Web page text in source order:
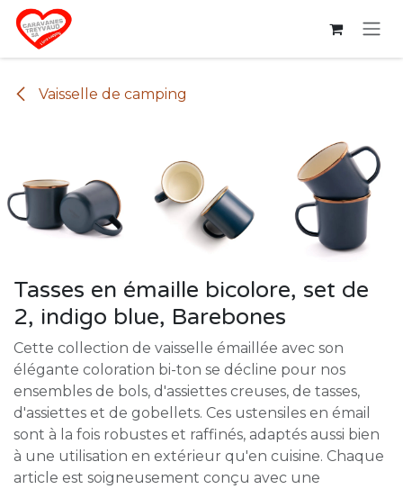
Se rendre au contenu
Vaisselle de camping
Tasses en émaille bicolore, set de
2, indigo blue, Barebones
Cette collection de vaisselle émaillée avec son
élégante coloration bi-ton se décline pour nos
ensembles de bols, d'assiettes creuses, de tasses,
d'assiettes et de gobellets. Ces ustensiles en émail
sont à la fois robustes et raffinés, adaptés aussi bien
à une utilisation en extérieur qu'en cuisine. Chaque
article est soigneusement conçu avec une